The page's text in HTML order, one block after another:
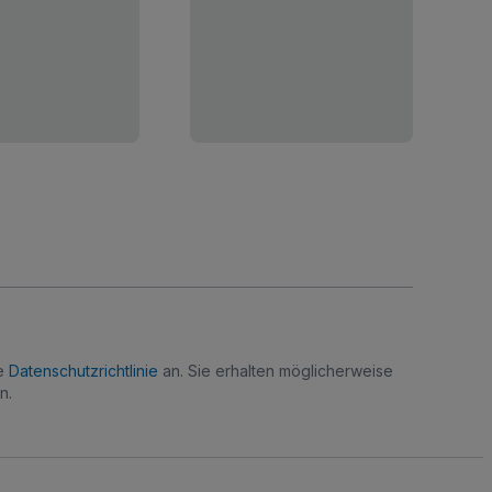
Datenschutzrichtlinie an. Sie erhalten möglicherweise